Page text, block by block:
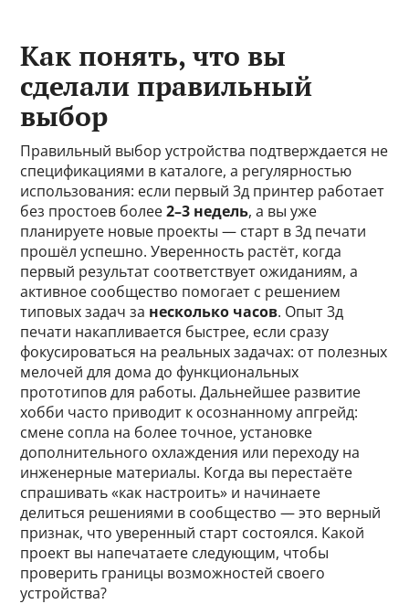
Как понять, что вы
сделали правильный
выбор
Правильный выбор устройства подтверждается не
спецификациями в каталоге, а регулярностью
использования: если первый 3д принтер работает
без простоев более2–3 недель, а вы уже
планируете новые проекты — старт в 3д печати
прошёл успешно. Уверенность растёт, когда
первый результат соответствует ожиданиям, а
активное сообщество помогает с решением
типовых задач за несколько часов. Опыт 3д
печати накапливается быстрее, если сразу
фокусироваться на реальных задачах: от полезных
мелочей для дома до функциональных
прототипов для работы. Дальнейшее развитие
хобби часто приводит к осознанному апгрейд:
смене сопла на более точное, установке
дополнительного охлаждения или переходу на
инженерные материалы. Когда вы перестаёте
спрашивать «как настроить» и начинаете
делиться решениями в сообщество — это верный
признак, что уверенный старт состоялся. Какой
проект вы напечатаете следующим, чтобы
проверить границы возможностей своего
устройства?